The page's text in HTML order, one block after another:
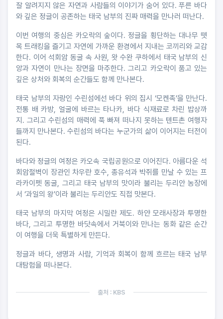
잘 알려지지 않은 자연과 사람들의 이야기가 숨어 있다. 푸른 바다
와 깊은 정글이 공존하는 태국 남부의 진짜 매력을 만나러 떠난다.
이번 여행의 중심은 카오락의 숲이다. 정글을 횡단하는 대나무 뗏
목 트래킹을 즐기고 자연에 가까운 환경에서 지내는 코끼리와 교감
한다. 이어 석회암 동굴 속 사원, 왓 수완 쿠하에서 태국 남부의 신
앙과 자연이 만나는 장면을 마주한다. 그리고 카오락이 품고 있는
깊은 상처와 회복의 순간들도 함께 만나본다.
태국 남부의 자랑인 수린섬에선 바다 위의 집시 ‘모켄족’을 만난다.
전통 배 카방, 얼굴에 바르는 타나카, 바다 식재료로 차린 밥상까
지. 그리고 수린섬의 매력에 푹 빠져 떠나지 못하는 텐트촌 여행자
들까지 만나본다. 수린섬의 바다는 누군가의 삶이 이어지는 터전이
된다.
바다와 정글의 여정은 카오속 국립공원으로 이어진다. 아름다운 석
회암절벽이 장관인 차우란 호수, 종유석과 박쥐를 만날 수 있는 프
라카이펫 동굴, 그리고 태국 남부의 맛이라 불리는 두리안 농장에
서 ‘과일의 왕’이라 불리는 두리안도 직접 맛본다.
태국 남부의 마지막 여정은 시밀란 제도. 하얀 모래사장과 투명한
바다, 그리고 투명한 바닷속에서 거북이와 만나는 동화 같은 순간
이 여행을 더욱 특별하게 만든다.
정글과 바다, 생명과 사람, 기억과 회복이 함께 흐르는 태국 남부
대탐험을 떠나본다.
출처 : KBS